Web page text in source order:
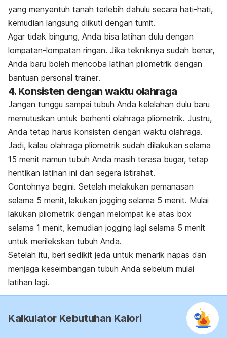
yang menyentuh tanah terlebih dahulu secara hati-hati,
kemudian langsung diikuti dengan tumit.
Agar tidak bingung, Anda bisa latihan dulu dengan
lompatan-lompatan ringan. Jika tekniknya sudah benar,
Anda baru boleh mencoba latihan pliometrik dengan
bantuan personal trainer.
4. Konsisten dengan waktu olahraga
Jangan tunggu sampai tubuh Anda kelelahan dulu baru
memutuskan untuk berhenti olahraga pliometrik. Justru,
Anda tetap harus konsisten dengan waktu olahraga.
Jadi, kalau olahraga pliometrik sudah dilakukan selama
15 menit namun tubuh Anda masih terasa bugar, tetap
hentikan latihan ini dan segera istirahat.
Contohnya begini. Setelah melakukan pemanasan
selama 5 menit, lakukan jogging selama 5 menit. Mulai
lakukan pliometrik dengan melompat ke atas box
selama 1 menit, kemudian jogging lagi selama 5 menit
untuk merilekskan tubuh Anda.
Setelah itu, beri sedikit jeda untuk menarik napas dan
menjaga keseimbangan tubuh Anda sebelum mulai
latihan lagi.
Kalkulator Kebutuhan Kalori